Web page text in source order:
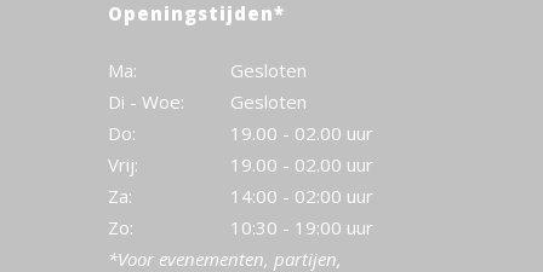
Openingstijden*
Ma:
Gesloten
Di - Woe:
Gesloten
Do:
19.00 - 02.00 uur
Vrij:
19.00 - 02.00 uur
Za:
14:00 - 02:00 uur
Zo:
10:30 - 19:00 uur
*Voor evenementen, partijen,